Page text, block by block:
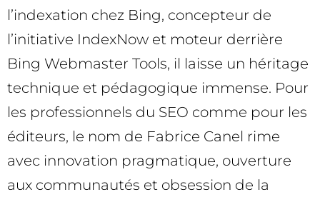
l’indexation chez Bing, concepteur de
l’initiative IndexNow et moteur derrière
Bing Webmaster Tools, il laisse un héritage
technique et pédagogique immense. Pour
les professionnels du SEO comme pour les
éditeurs, le nom de Fabrice Canel rime
avec innovation pragmatique, ouverture
aux communautés et obsession de la